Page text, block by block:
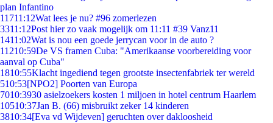
plan Infantino
11711:12Wat lees je nu? #96 zomerlezen
3311:12Post hier zo vaak mogelijk om 11:11 #39 Vanz11
1411:02Wat is nou een goede jerrycan voor in de auto ?
11210:59De VS framen Cuba: "Amerikaanse voorbereiding voor
aanval op Cuba"
1810:55Klacht ingediend tegen grootste insectenfabriek ter wereld
510:53[NPO2] Poorten van Europa
7010:3930 asielzoekers kosten 1 miljoen in hotel centrum Haarlem
10510:37Jan B. (66) misbruikt zeker 14 kinderen
3810:34[Eva vd Wijdeven] geruchten over dakloosheid